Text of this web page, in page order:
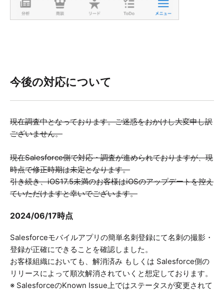
今後の対応について
現在調査中となっております。ご迷惑をおかけし大変申し訳
ございません。
現在Salesforce側で対応・調査が進められておりますが、現
時点で修正時期は未定となります。
引き続き、iOS17.5未満のお客様はiOSのアップデートを控え
ていただけますと幸いでございます。
2024/06/17時点
Salesforceモバイルアプリの簡単名刺登録にて名刺の撮影・
登録が正確にできることを確認しました。
お客様組織においても、解消済み もしくは Salesforce側の
リリースによって順次解消されていくと想定しております。
※ SalesforceのKnown Issue上ではステータスが変更されて